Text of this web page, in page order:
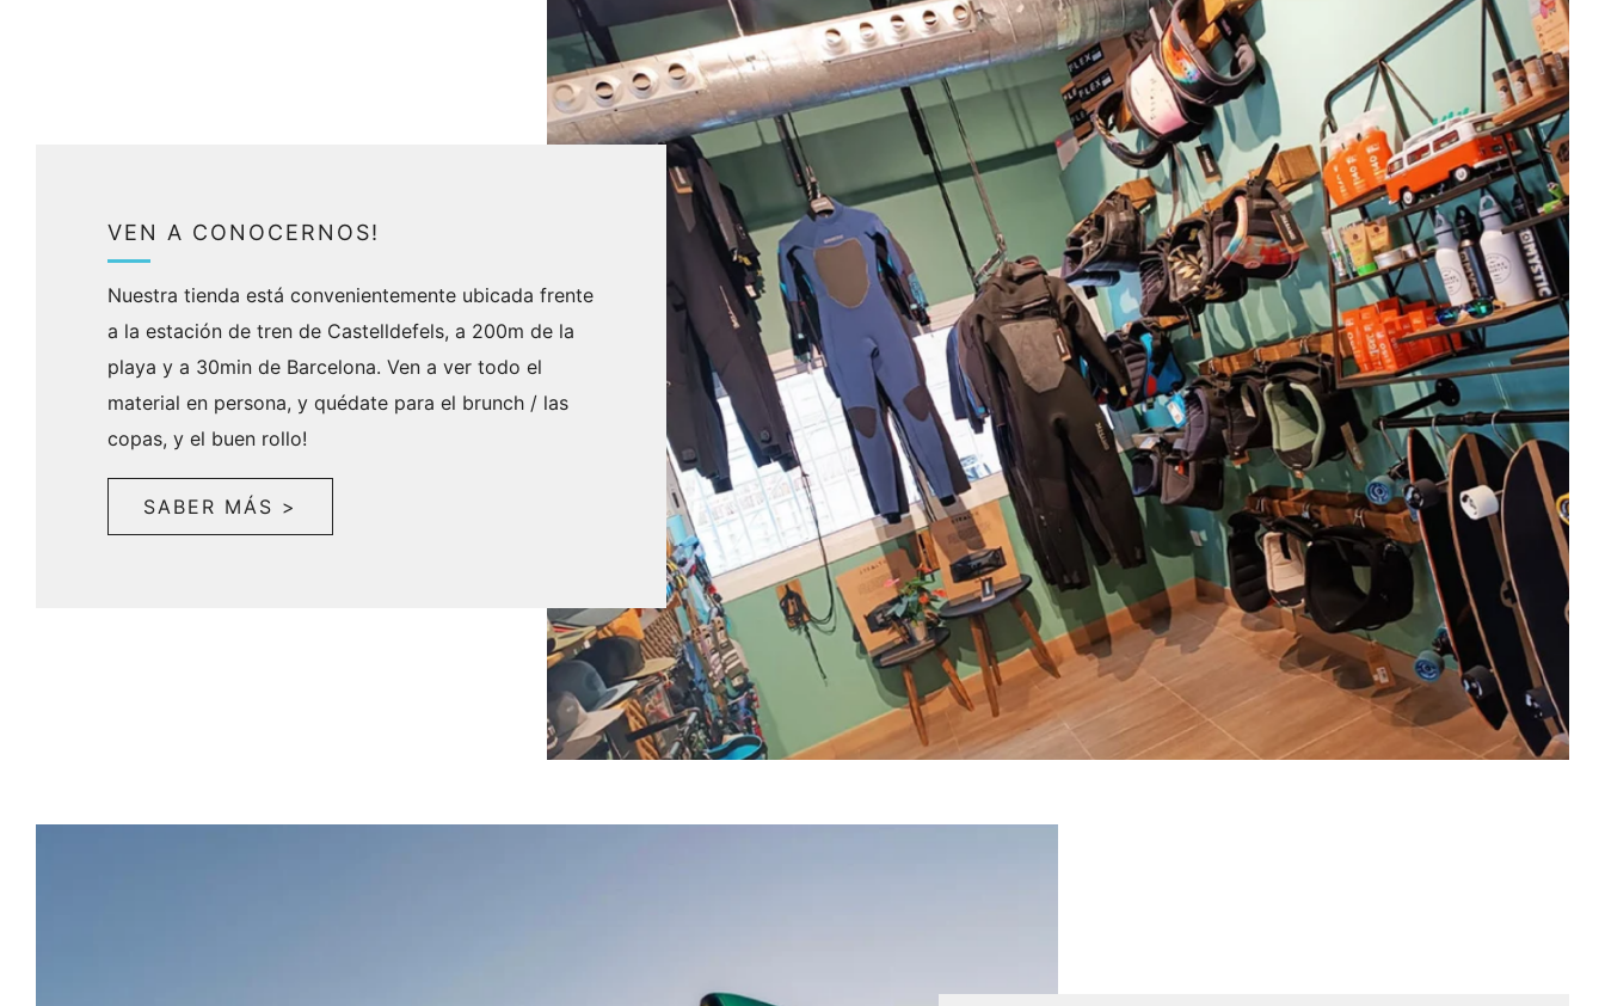
VEN A CONOCERNOS!
Nuestra tienda está convenientemente ubicada frente
a la estación de tren de Castelldefels, a 200m de la
playa y a 30min de Barcelona. Ven a ver todo el
material en persona, y quédate para el brunch / las
copas, y el buen rollo!
SABER MÁS >